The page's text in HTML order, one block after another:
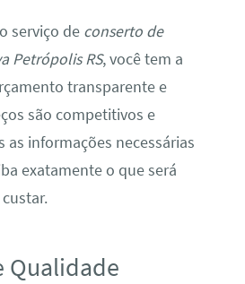
serviço de conserto de
Petrópolis RS, você tem a
transparente e
são competitivos e
as informações necessárias
exatamente o que será
Qualidade